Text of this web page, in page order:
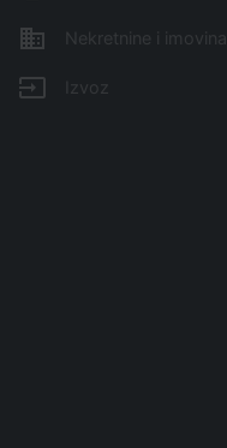
Nekretnine i imovina
Izvoz